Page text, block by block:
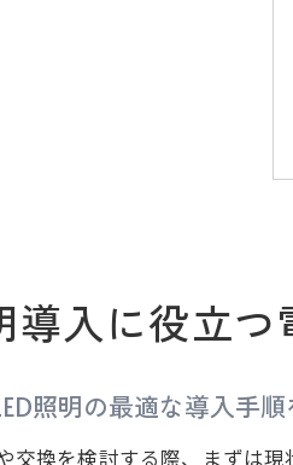
導入に役立
照明の最適な導入手
交換を検討する際、まずは